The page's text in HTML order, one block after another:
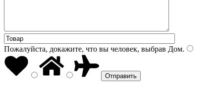
Пожалуйста, докажите, что вы человек, выбрав Дом.